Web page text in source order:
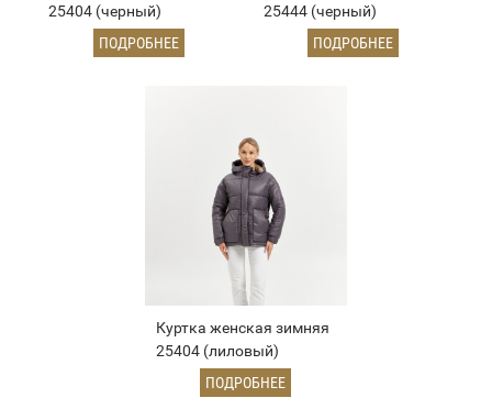
25404 (черный)
ПОДРОБНЕЕ
25444 (черный)
ПОДРОБНЕЕ
Куртка женская зимняя
25404 (лиловый)
ПОДРОБНЕЕ